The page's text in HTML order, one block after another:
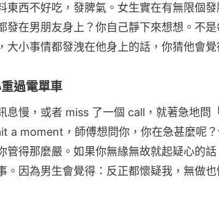
東西不好吃，發脾氣。女生實在有無限個發
發在男朋友身上？你自己靜下來想想。不
大小事情都發洩在他身上的話，你猜他會覺
過電單車
息慢，或者 miss 了一個 call，就著急地問
a moment，師傅想問你，你在急甚麼呢
管得那麼嚴。如果你無緣無故就起疑心的
。因為男生會覺得：反正都懷疑我，無做